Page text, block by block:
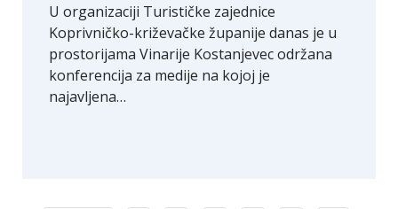
U organizaciji Turističke zajednice
Koprivničko-križevačke županije danas je u
prostorijama Vinarije Kostanjevec održana
konferencija za medije na kojoj je
najavljena…